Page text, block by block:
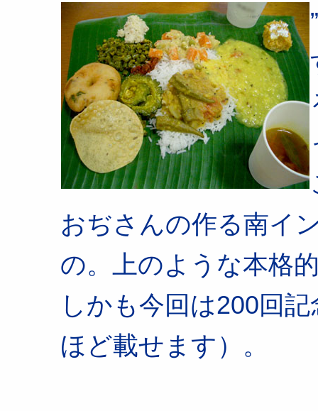
おぢさんの作る南イ
の。上のような本格
しかも今回は200回
ほど載せます）。